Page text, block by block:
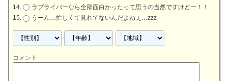
ラブライバーなら全部面白かったって思うの当然ですけどー！！
うーん…忙しくて見れてないんだよねぇ…zzz
コメント